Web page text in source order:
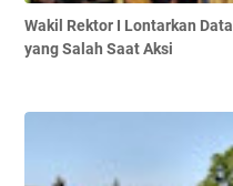
Wakil Rektor I Lontarkan Data
yang Salah Saat Aksi